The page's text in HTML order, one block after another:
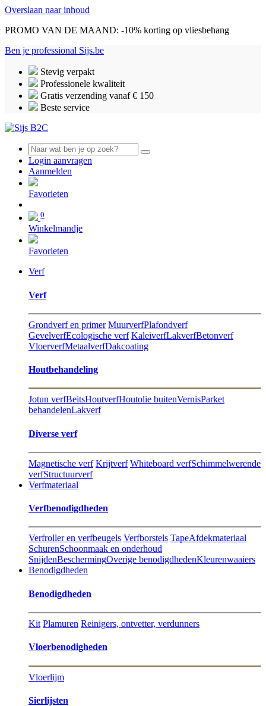
Overslaan naar inhoud
PROMO VAN DE MAAND: -10% korting op vliesbehang
Ben je professional Sijs.be
Stevig verpakt
Professionele kwaliteit
Gratis verzending vanaf € 150
Beste service
Login aanvragen
Aanmelden
Favorieten
0
Winkelmandje
Favorieten
Verf
Verf
Grondverf en primer MuurverfPlafondverf
GevelverfEcologische verf KaleiverfLakverfBetonverf
VloerverfMetaalverfDakcoating
Hout​behandeling
Jotun verfBeitsHoutverfHoutolie buitenVernisParket
behandelenLakverf
Diverse verf
Magnetische verf Krijtverf Whiteboard verfSchimmelwerende
verfStructuurverf
Verfmateriaal
Verfbenodigdheden
Verfroller en verfbeugels Verfborstels TapeAfdekmateriaal
SchurenSchoonmaak en onderhoud
SnijdenBeschermingOverige benodigdhedenKleurenwaaiers
Benodigdheden
Benodigdheden
Kit Plamuren Reinigers, ontvetter, verdunners
Vloerbenodigheden
Vloerlijm
Sierlijsten